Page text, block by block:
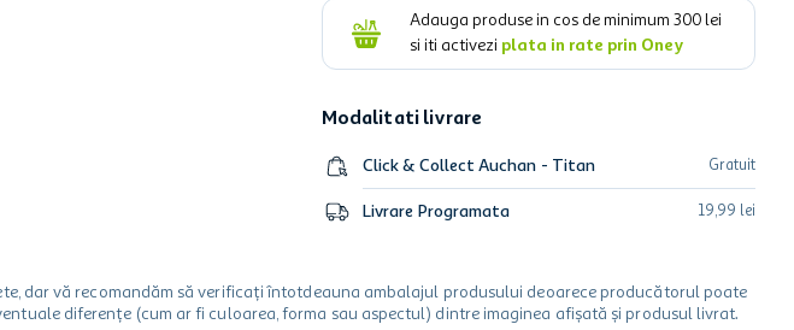
Adauga produse in cos de minimum 300 lei
si iti activezi plata in rate prin Oney
Modalitati livrare
Click & Collect Auchan - Titan Gratuit
Livrare Programata 19,99 lei
dar vă recomandăm să verificați întotdeauna ambalajul produsului deoarece producătorul poate
diferențe (cum ar fi culoarea, forma sau aspectul) dintre imaginea afișată și produsul livrat.